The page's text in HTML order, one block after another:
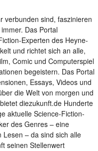
verbunden sind, faszinieren
Das Portal
Experten des Heyne-
und richtet sich an alle,
Comic und Computerspiel
begeistern. Das Portal
Essays, Videos und
die Welt von morgen und
diezukunft.de Hunderte
aktuelle Science-Fiction-
des Genres – eine
Lesen – da sind sich alle
seinen Stellenwert